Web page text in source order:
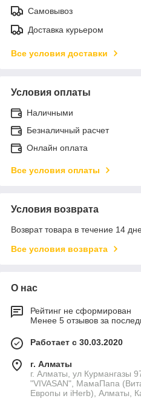
Самовывоз
Доставка курьером
Все условия доставки
Условия оплаты
Наличными
Безналичный расчет
Онлайн оплата
Все условия оплаты
Условия возврата
Возврат товара в течение 14
Все условия возврата
О нас
Рейтинг не сформирован
Менее 5 отзывов за
Работает с 30.03.2020
г. Алматы
г. Алматы, ул Курмангазы
"VIVASAN", МамаПапа
Европы и iHerb), Алматы,